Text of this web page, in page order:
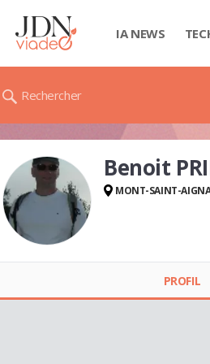
IA NEWS
Rechercher
Benoit
MONT-SAINT-
PROFIL